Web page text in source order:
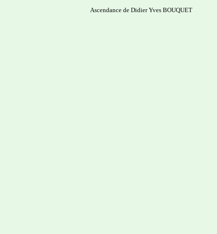
Ascendance de Didier Yves BOUQUET